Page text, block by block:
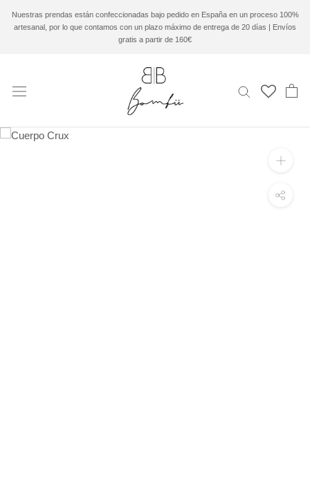
Nuestras prendas están confeccionadas bajo pedido en España en un proceso 100%
artesanal, por lo que contamos con un plazo máximo de entrega de 20 días | Envíos
gratis a partir de 160€